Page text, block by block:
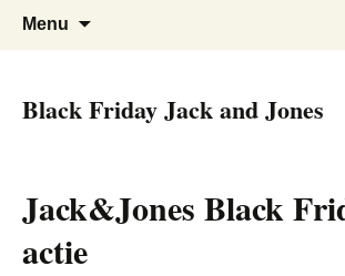
Black Friday Super
De beste kortingen bij
Menu
Black Friday Jack and Jones
Jack&Jones Black
actie